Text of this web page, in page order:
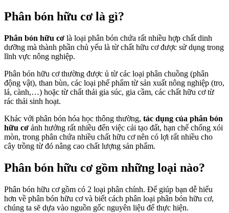
Phân bón hữu cơ là gì?
Phân bón hữu cơ là loại phân bón chứa rất nhiều hợp chất dinh
dưỡng mà thành phần chủ yếu là từ chất hữu cơ được sử dụng trong
lĩnh vực nông nghiệp.
Phân bón hữu cơ thường được ủ từ các loại phân chuồng (phân
động vật), than bùn, các loại phế phẩm từ sản xuất nông nghiệp (tro,
lá, cành,…) hoặc từ chất thải gia súc, gia cầm, các chất hữu cơ từ
rác thải sinh hoạt.
Khác với phân bón hóa học thông thường, tác dụng của phân bón
hữu cơ ảnh hưởng rất nhiều đến việc cải tạo đất, hạn chế chống xói
mòn, trong phân chứa nhiều chất hữu cơ nên có lợi rất nhiều cho
cây trồng từ đó nâng cao chất lượng sản phẩm.
Phân bón hữu cơ gồm những loại nào?
Phân bón hữu cơ gồm có 2 loại phân chính. Để giúp bạn dễ hiểu
hơn về phân bón hữu cơ và biết cách phân loại phân bón hữu cơ,
chúng ta sẽ dựa vào nguồn gốc nguyên liệu để thực hiện.